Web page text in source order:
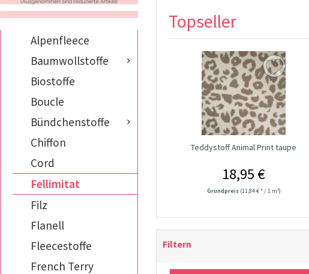
Alpenfleece
Baumwollstoffe
Biostoffe
Boucle
Bündchenstoffe
Chiffon
Cord
Fellimitat
Filz
Flanell
Fleecestoffe
French Terry
Topseller
Teddystoff Animal Print taupe
18,95 €
Grundpreis (11,84 € * / 1 m²)
Filtern